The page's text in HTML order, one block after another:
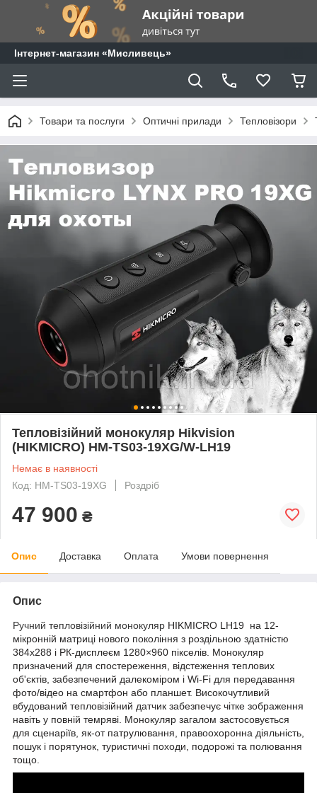
⁨Інтернет-магазин «Мисливець»
Товари та послуги Оптичні прилади Тепловізори
Тепловізійний монокуляр Hikvision
(HIKMICRO) HM-TS03-19XG/W-LH19
Немає в наявності
Код: HM-TS03-19XG
Роздріб
47 900 ₴
Опис Доставка Оплата Умови повернення
Опис
Ручний тепловізійний монокуляр HIKMICRO LH19 на 12-
мікронній матриці нового покоління з роздільною здатністю
384х288 і РК-дисплеєм 1280×960 пікселів. Монокуляр
призначений для спостереження, відстеження теплових
об'єктів, забезпечений далекоміром і Wi-Fi для передавання
фото/відео на смартфон або планшет. Високочутливий
вбудований тепловізійний датчик забезпечує чітке зображення
навіть у повній темряві. Монокуляр загалом застосовується
для сценаріїв, як-от патрулювання, правоохоронна діяльність,
пошук і порятунок, туристичні походи, подорожі та полювання
тощо.